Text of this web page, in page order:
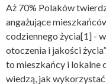
Aż 70% Polaków
angażujące
codziennego życia[1] -
otoczenia i jakości
to mieszkańcy i lokalne
wiedzą, jak